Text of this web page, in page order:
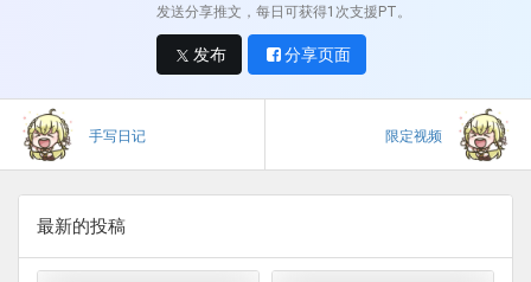
发送分享推文，每日可获得1次支援PT。
发布 分享页面
手写日记 限定视频
最新的投稿